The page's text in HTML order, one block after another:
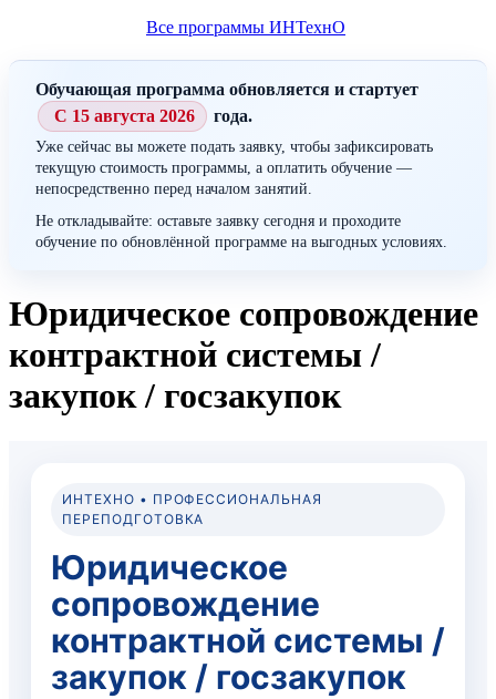
Все программы ИНТехнО
Обучающая программа обновляется и стартует
С 15 августа 2026
года.
Уже сейчас вы можете подать заявку, чтобы зафиксировать
текущую стоимость программы, а оплатить обучение —
непосредственно перед началом занятий.
Не откладывайте: оставьте заявку сегодня и проходите
обучение по обновлённой программе на выгодных условиях.
Юридическое сопровождение
контрактной системы /
закупок / госзакупок
ИНТЕХНО • ПРОФЕССИОНАЛЬНАЯ
ПЕРЕПОДГОТОВКА
Юридическое
сопровождение
контрактной системы /
закупок / госзакупок